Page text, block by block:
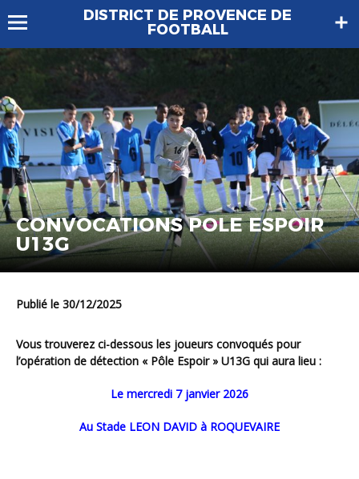
DISTRICT DE PROVENCE DE
FOOTBALL
CONVOCATIONS POLE ESPOIR
U13G
Publié le 30/12/2025
Vous trouverez ci-dessous les joueurs convoqués pour
l’opération de détection « Pôle Espoir » U13G qui aura lieu :
Le mercredi 7 janvier 2026
au Stade LEON DAVID à ROQUEVAIRE